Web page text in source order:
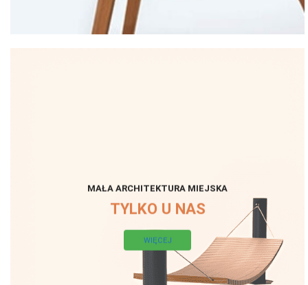
MAŁA ARCHITEKTURA MIEJSKA
TYLKO U NAS
WIĘCEJ